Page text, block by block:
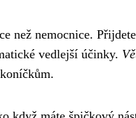
než nemocnice.
vedlejší účinky.